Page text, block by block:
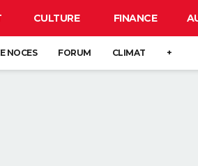
CULTURE FINANCE
NOCES FORUM CLIMAT +